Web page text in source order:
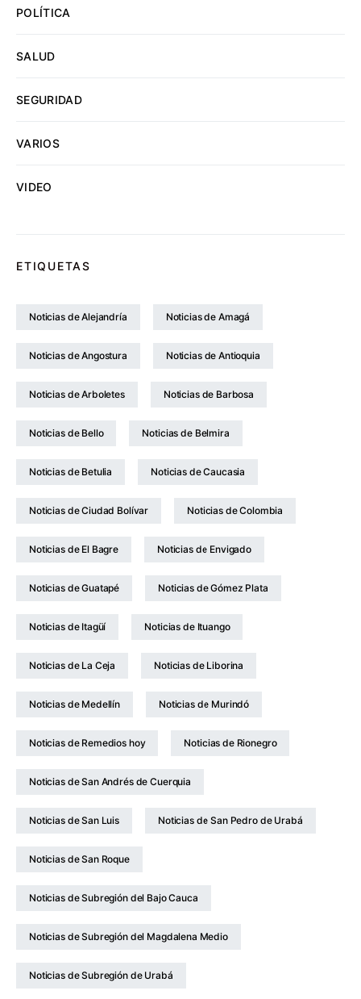
POLÍTICA
SALUD
SEGURIDAD
VARIOS
VIDEO
ETIQUETAS
Noticias de Alejandría Noticias de Amagá
Noticias de Angostura Noticias de Antioquia
Noticias de Arboletes Noticias de Barbosa
Noticias de Bello Noticias de Belmira
Noticias de Betulia Noticias de Caucasia
Noticias de Ciudad Bolívar Noticias de Colombia
Noticias de El Bagre Noticias de Envigado
Noticias de Guatapé Noticias de Gómez Plata
Noticias de Itagüí Noticias de Ituango
Noticias de La Ceja Noticias de Liborina
Noticias de Medellín Noticias de Murindó
Noticias de Remedios hoy Noticias de Rionegro
Noticias de San Andrés de Cuerquia
Noticias de San Luis Noticias de San Pedro de Urabá
Noticias de San Roque
Noticias de Subregión del Bajo Cauca
Noticias de Subregión del Magdalena Medio
Noticias de Subregión de Urabá